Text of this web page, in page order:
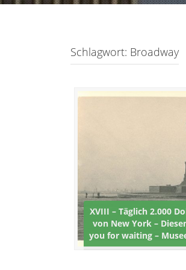
Schlagwort: Broadway
XVIII – Täglich 2.000
von New York –
you for waiting –